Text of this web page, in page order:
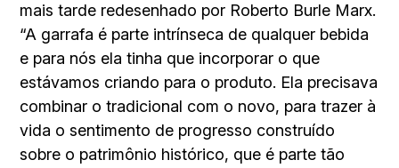
mais tarde redesenhado por Roberto Burle Marx.
“A garrafa é parte intrínseca de qualquer bebida
e para nós ela tinha que incorporar o que
estávamos criando para o produto. Ela precisava
combinar o tradicional com o novo, para trazer à
vida o sentimento de progresso construído
sobre o patrimônio histórico, que é parte tão